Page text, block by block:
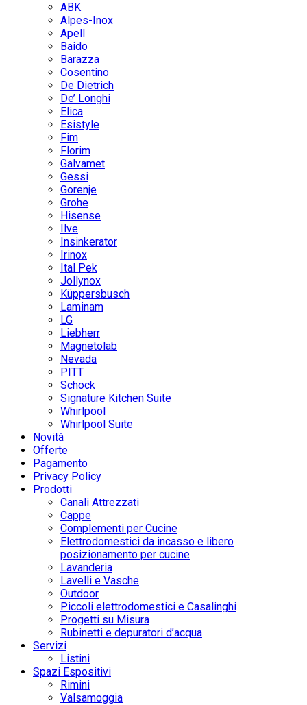
ABK
Alpes-Inox
Apell
Baido
Barazza
Cosentino
De Dietrich
De’ Longhi
Elica
Esistyle
Fim
Florim
Galvamet
Gessi
Gorenje
Grohe
Hisense
Ilve
Insinkerator
Irinox
Ital Pek
Jollynox
Küppersbusch
Laminam
LG
Liebherr
Magnetolab
Nevada
PITT
Schock
Signature Kitchen Suite
Whirlpool
Whirlpool Suite
Novità
Offerte
Pagamento
Privacy Policy
Prodotti
Canali Attrezzati
Cappe
Complementi per Cucine
Elettrodomestici da incasso e libero
posizionamento per cucine
Lavanderia
Lavelli e Vasche
Outdoor
Piccoli elettrodomestici e Casalinghi
Progetti su Misura
Rubinetti e depuratori d’acqua
Servizi
Listini
Spazi Espositivi
Rimini
Valsamoggia